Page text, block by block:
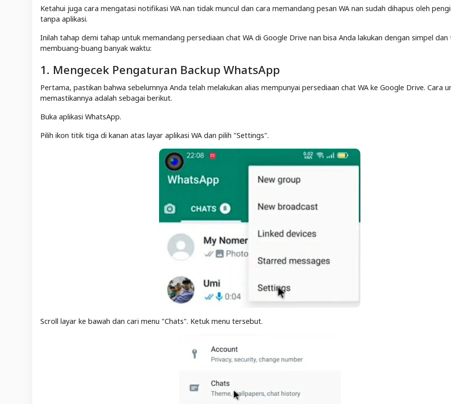
Ketahui juga cara mengatasi notifikasi WA nan tidak muncul dan cara memandang pesan WA nan sudah dihapus oleh
tanpa aplikasi.
Inilah tahap demi tahap untuk memandang persediaan chat WA di Google Drive nan bisa Anda lakukan dengan simpel dan
membuang-buang banyak waktu:
1. Mengecek Pengaturan Backup WhatsApp
Pertama, pastikan bahwa sebelumnya Anda telah melakukan alias mempunyai persediaan chat WA ke Google Drive. Cara
memastikannya adalah sebagai berikut.
Buka aplikasi WhatsApp.
Pilih ikon titik tiga di kanan atas layar aplikasi WA dan pilih "Settings".
Scroll layar ke bawah dan cari menu "Chats". Ketuk menu tersebut.